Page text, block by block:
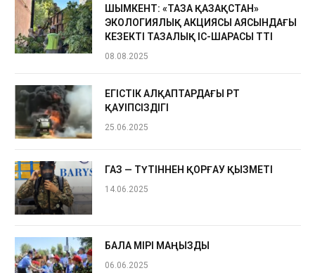
ШЫМКЕНТ: «ТАЗА ҚАЗАҚСТАН»
ЭКОЛОГИЯЛЫҚ АКЦИЯСЫ АЯСЫНДАҒЫ
КЕЗЕКТІ ТАЗАЛЫҚ ІС-ШАРАСЫ ӨТТІ
08.08.2025
ЕГІСТІК АЛҚАПТАРДАҒЫ ӨРТ
ҚАУІПСІЗДІГІ
25.06.2025
ГАЗ — ТҮТІННЕН ҚОРҒАУ ҚЫЗМЕТІ
14.06.2025
БАЛА ӨМІРІ МАҢЫЗДЫ
06.06.2025